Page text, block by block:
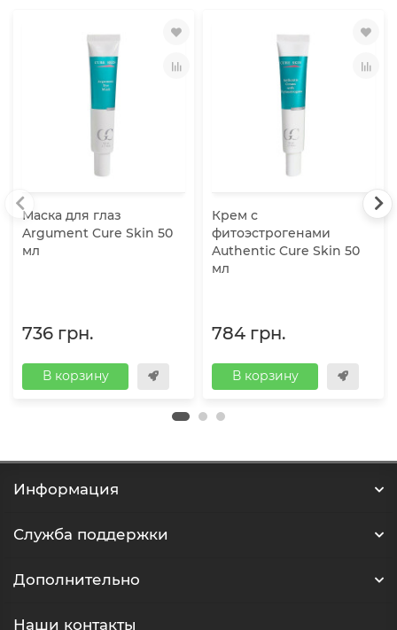
Маска для глаз
Argument Cure Skin 50
мл
736 грн.
В корзину
Крем с
фитоэстрогенами
Authentic Cure Skin 50
мл
784 грн.
В корзину
Информация
Служба поддержки
Дополнительно
Наши контакты